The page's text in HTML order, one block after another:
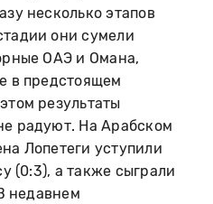
несколько этапов
они сумели
ОАЭ и Омана,
в предстоящем
результаты
радуют. На Арабском
Лопетеги уступили
(0:3), а также сыграли
недавнем